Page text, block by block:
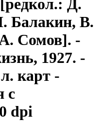
Д.
Балакин, В.
Сомов]. -
1927. -
карт -
с
dpi